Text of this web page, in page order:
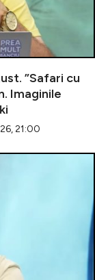
”Safari cu
Imaginile
21:00